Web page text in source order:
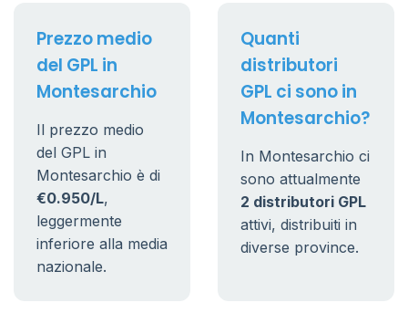
Prezzo medio
del GPL in
Montesarchio
Il prezzo medio
del GPL in
Montesarchio è di
€0.950/L,
leggermente
inferiore alla media
nazionale.
Quanti
distributori
GPL ci sono in
Montesarchio?
In Montesarchio ci
sono attualmente
2 distributori GPL
attivi, distribuiti in
diverse province.